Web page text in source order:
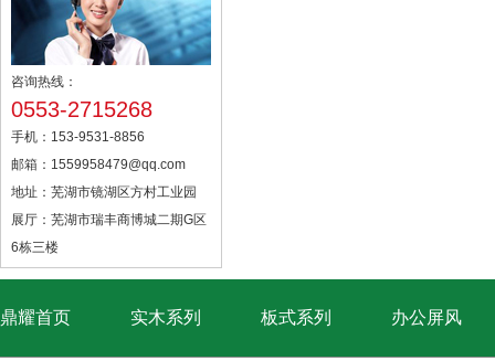
咨询热线：
0553-2715268
手机：153-9531-8856
邮箱：1559958479@qq.com
地址：芜湖市镜湖区方村工业园
展厅：芜湖市瑞丰商博城二期G区
6栋三楼
鼎耀首页 实木系列 板式系列 办公屏风